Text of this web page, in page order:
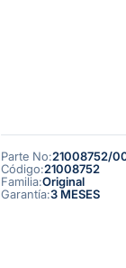
Parte No:21008752/
Código:21008752
Familia:Original
Garantía:3 MESES